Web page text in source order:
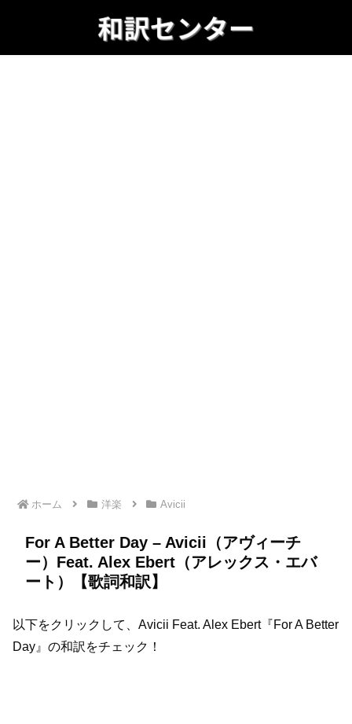
ホーム 洋楽 Avicii
For A Better Day – Avicii（アヴィーチ
ー）Feat. Alex Ebert（アレックス・エバ
ート）【歌詞和訳】
以下をクリックして、Avicii Feat. Alex Ebert『For A Better
Day』の和訳をチェック！